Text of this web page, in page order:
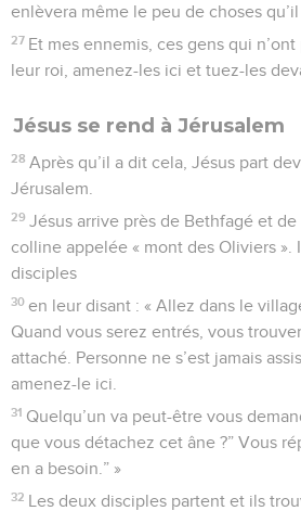
enlèvera même le peu de choses qu’il
27 Et mes ennemis, ces gens qui
leur roi, amenez-les ici et tuez-les
Jésus se rend à Jérusalem
28 Après qu’il a dit cela, Jésus part
Jérusalem.
29 Jésus arrive près de Bethfagé et
colline appelée « mont des Oliviers ».
disciples
30 en leur disant : « Allez dans le
Quand vous serez entrés, vous
attaché. Personne ne s’est jamais
amenez-le ici.
31 Quelqu’un va peut-être vous
que vous détachez cet âne ?” Vous
en a besoin.” »
32 Les deux disciples partent et ils